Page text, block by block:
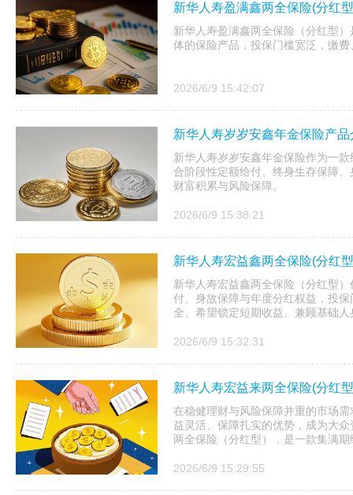
新华人寿盈满鑫两全保险(分红
新华人寿盈满鑫两全保险（分红型
体的保险产品，投保门槛宽泛，缴
2026/6/9 15:42:07
新华人寿岁岁安鑫年金保险产
新华人寿岁岁安鑫年金保险作为一
合阶段性定额给付、终身生存保障
财富积累与风险保障。
2026/6/9 15:38:21
新华人寿宏益鑫两全保险(分红
新华人寿宏益鑫两全保险（分红型
付、身故保障与年度分红权益，投
全、希望锁定短期收益、兼顾基础
2026/6/9 15:32:31
新华人寿宏益来两全保险(分红
在稳健理财与风险保障并重的市场
益灵活、保障扎实的优势，成为大
两全保险（分红型），是一款集满
2026/6/9 15:29:55